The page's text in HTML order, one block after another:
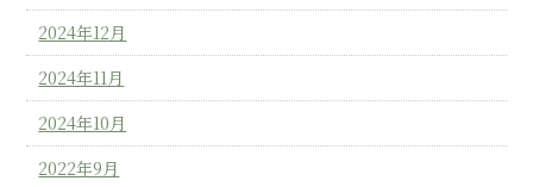
2024年12月
2024年11月
2024年10月
2022年9月